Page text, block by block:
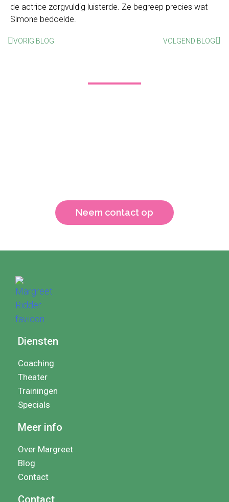
de actrice zorgvuldig luisterde. Ze begreep precies wat
Simone bedoelde.
VORIG BLOG VOLGEND BLOG
Neem contact op
Diensten
Coaching
Theater
Trainingen
Specials
Meer info
Over Margreet
Blog
Contact
Contact